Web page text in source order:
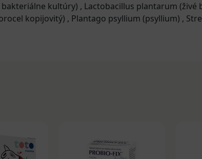
bakteriálne kultúry) , Lactobacillus plantarum (živé
kopijovitý) , Plantago psyllium (psyllium) ,